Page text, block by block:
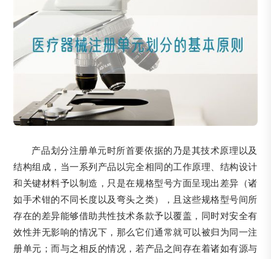
产品划分注册单元时所首要依据的乃是其技术原理以及
结构组成，当一系列产品以完全相同的工作原理、结构设计
和关键材料予以制造，只是在规格型号方面呈现出差异（诸
如手术钳的不同长度以及弯头之类），且这些规格型号间所
存在的差异能够借助共性技术条款予以覆盖，同时对安全有
效性并无影响的情况下，那么它们通常就可以被归为同一注
册单元；而与之相反的情况，若产品之间存在着诸如有源与